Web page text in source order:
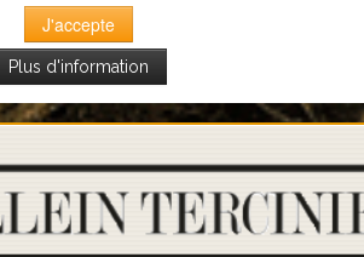
J'accepte
Plus d'information